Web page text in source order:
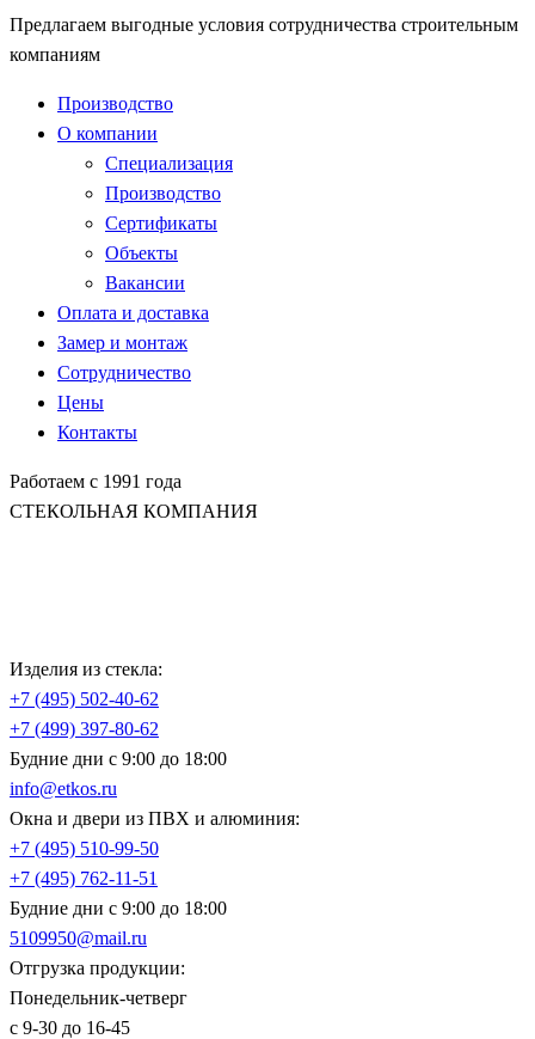
Предлагаем выгодные условия сотрудничества строительным
компаниям
Производство
О компании
Специализация
Производство
Сертификаты
Объекты
Вакансии
Оплата и доставка
Замер и монтаж
Сотрудничество
Цены
Контакты
Работаем с 1991 года
СТЕКОЛЬНАЯ КОМПАНИЯ
Изделия из стекла:
+7 (495) 502-40-62
+7 (499) 397-80-62
Будние дни с 9:00 до 18:00
info@etkos.ru
Окна и двери из ПВХ и алюминия:
+7 (495) 510-99-50
+7 (495) 762-11-51
Будние дни с 9:00 до 18:00
5109950@mail.ru
Отгрузка продукции:
Понедельник-четверг
с 9-30 до 16-45